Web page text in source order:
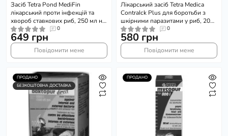
Засіб Tetra Pond MediFin
лікарський проти інфекцій та
хвороб ставкових риб, 250 мл на
5000 л
0
649 грн
Повідомити мене
Лікарський засіб Tetra Medica
ContraIck Plus для боротьби з
шкірними паразитами у риб, 20
мл на 600 л
0
580 грн
Повідомити мене
ПРОДАНО
БЕЗКОШТОВНА ДОСТАВКА
ПРОДАНО